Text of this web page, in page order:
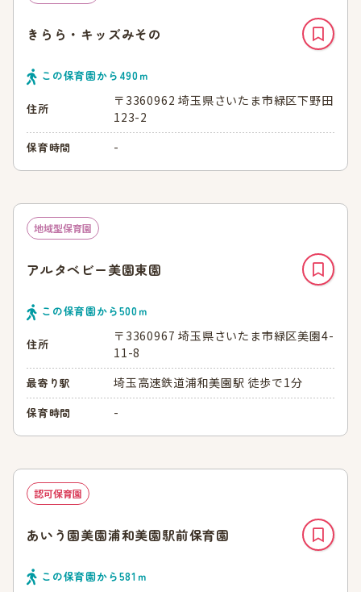
きらら・キッズみその
この保育園から 490ｍ
住所
〒3360962 埼玉県さいたま市緑区下野田
123-2
保育時間 -
地域型保育園
アルタベビー美園東園
この保育園から500ｍ
住所
〒3360967 埼玉県さいたま市緑区美園4-
11-8
最寄り駅 埼玉高速鉄道浦和美園駅 徒歩で1分
保育時間 -
認可保育園
あいう園美園浦和美園駅前保育園
この保育園から581 ｍ